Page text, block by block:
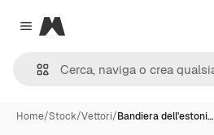
Close menu
Magnific
Home/Stock/Vettori/Bandiera dell'estoni…